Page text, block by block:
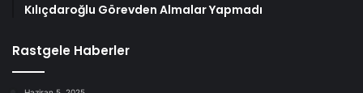
Kılıçdaroğlu Görevden Almalar Yapmadı
Rastgele Haberler